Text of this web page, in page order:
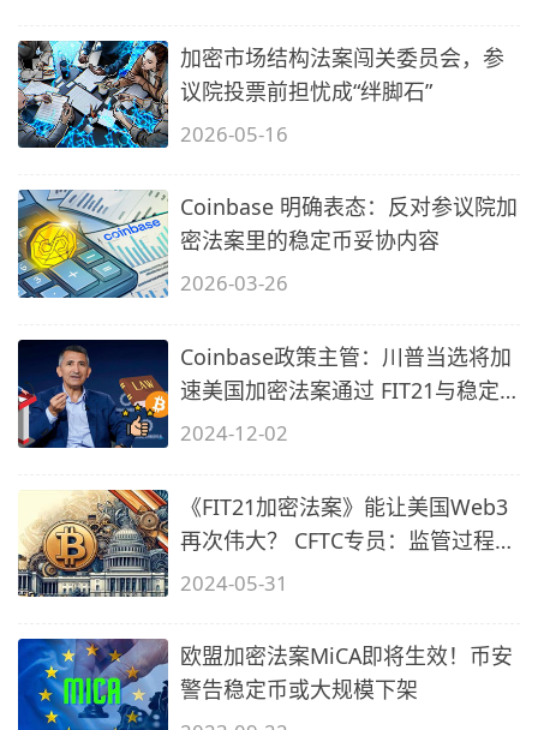
加密市场结构法案闯关委员会，参
议院投票前担忧成“绊脚石”
2026-05-16
Coinbase 明确表态：反对参议院加
密法案里的稳定币妥协内容
2026-03-26
Coinbase政策主管：川普当选将加
速美国加密法案通过 FIT21与稳定
币法案
2024-12-02
《FIT21加密法案》能让美国Web3
再次伟大？ CFTC专员：监管过程将
旷日持
2024-05-31
欧盟加密法案MiCA即将生效！币安
警告稳定币或大规模下架